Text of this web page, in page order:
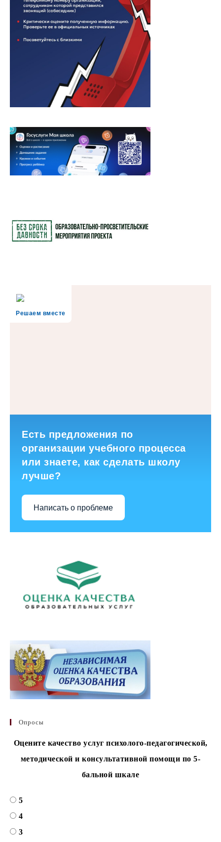
Решаем вместе
Есть предложения по
организации учебного процесса
или знаете, как сделать школу
лучше?
Написать о проблеме
Опросы
Оцените качество услуг психолого-педагогической,
методической и консультативной помощи по 5-
бальной шкале
5
4
3